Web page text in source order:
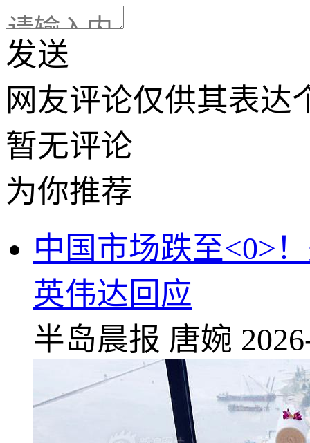
发送
网友评论仅供其表达
暂无评论
为你推荐
中国市场跌至<0>
英伟达回应
半岛晨报 唐婉